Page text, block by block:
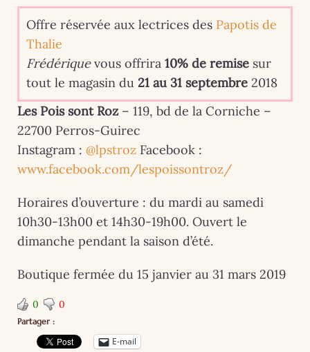
Offre réservée aux lectrices des Papotis de
Thalie
Frédériquevous offrira 10% de remise sur
tout le magasin du 21 au 31 septembre 2018
Les Pois sont Roz– 119, bd de la Corniche –
22700 Perros-Guirec
Instagram : @lpstroz Facebook :
www.facebook.com/lespoissontroz/
Horaires d’ouverture : du mardi au samedi
10h30-13h00 et 14h30-19h00. Ouvert le
dimanche pendant la saison d’été.
Boutique fermée du 15 janvier au 31 mars 2019
0 0
Partager :
E-mail